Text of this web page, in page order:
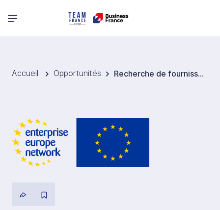
Menu principal
Accueil Opportunités Recherche de fournisseurs de tôles et plaques en acier, acier inoxydable et aluminium pour l'Allemagne